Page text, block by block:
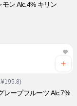
ン Alc.4% キリン
¥195.8)
レープフルーツ Alc.7%